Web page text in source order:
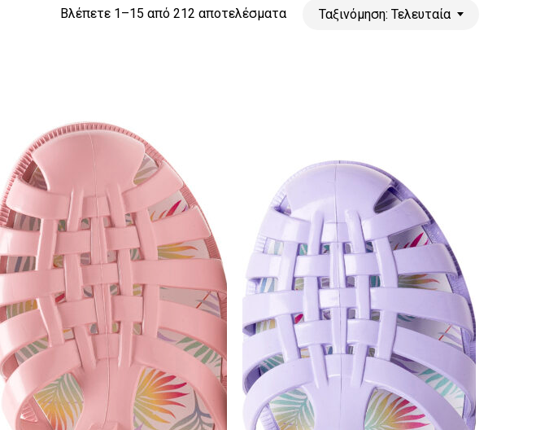
Βλέπετε 1–15 από 212 αποτελέσματαSortedΤαξινόμηση: Τελευταία